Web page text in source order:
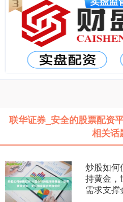
联华证券_安全的股票配资
相关话
炒股如何
持黄金，
需求支撑